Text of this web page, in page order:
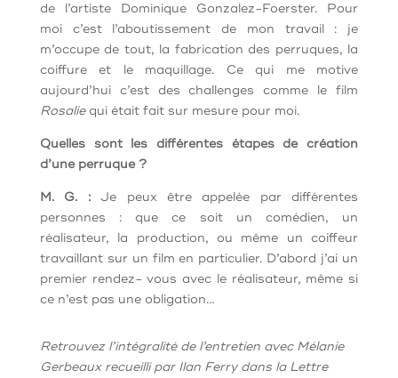
de l’artiste Dominique Gonzalez-Foerster. Pour
moi c’est l’aboutissement de mon travail : je
m’occupe de tout, la fabrication des perruques, la
coiffure et le maquillage. Ce qui me motive
aujourd’hui c’est des challenges comme le film
Rosaliequi était fait sur mesure pour moi.
Quelles sont les différentes étapes de création
d’une perruque ?
M. G. : Je peux être appelée par différentes
personnes : que ce soit un comédien, un
réalisateur, la production, ou même un coiffeur
travaillant sur un film en particulier. D’abord j’ai un
premier rendez- vous avec le réalisateur, même si
ce n’est pas une obligation…
Retrouvez l’intégralité de l’entretien avec Mélanie
Gerbeaux recueilli par Ilan Ferry dans la Lettre